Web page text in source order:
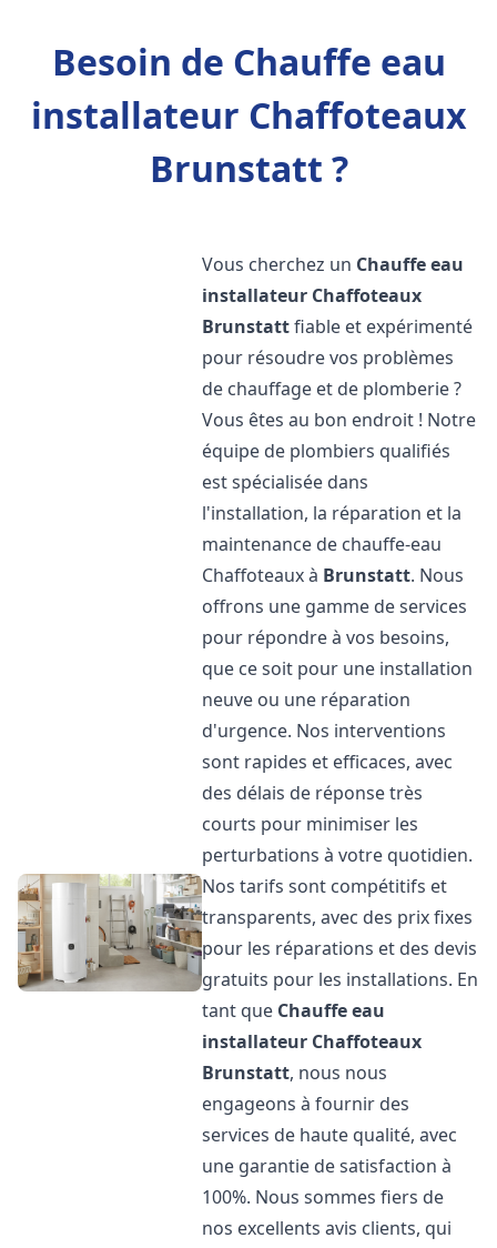
Besoin de Chauffe eau
installateur Chaffoteaux
Brunstatt ?
Vous cherchez un Chauffe eau
installateur Chaffoteaux
Brunstattfiable et expérimenté
pour résoudre vos problèmes
de chauffage et de plomberie ?
Vous êtes au bon endroit ! Notre
équipe de plombiers qualifiés
est spécialisée dans
l'installation, la réparation et la
maintenance de chauffe-eau
Chaffoteaux à Brunstatt. Nous
offrons une gamme de services
pour répondre à vos besoins,
que ce soit pour une installation
neuve ou une réparation
d'urgence. Nos interventions
sont rapides et efficaces, avec
des délais de réponse très
courts pour minimiser les
perturbations à votre quotidien.
Nos tarifs sont compétitifs et
transparents, avec des prix fixes
pour les réparations et des devis
gratuits pour les installations. En
tant que Chauffe eau
installateur Chaffoteaux
Brunstatt, nous nous
engageons à fournir des
services de haute qualité, avec
une garantie de satisfaction à
100%. Nous sommes fiers de
nos excellents avis clients, qui